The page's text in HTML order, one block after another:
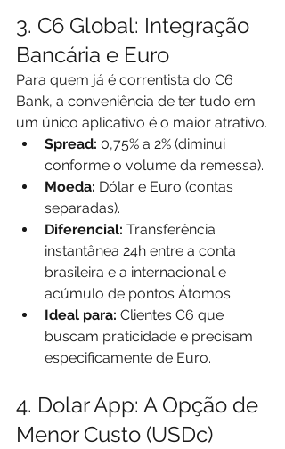
3. C6 Global: Integração
Bancária e Euro
Para quem já é correntista do C6
Bank, a conveniência de ter tudo em
um único aplicativo é o maior atrativo.
Spread: 0,75% a 2% (diminui
conforme o volume da remessa).
Moeda: Dólar e Euro (contas
separadas).
Diferencial: Transferência
instantânea 24h entre a conta
brasileira e a internacional e
acúmulo de pontos Átomos.
Ideal para: Clientes C6 que
buscam praticidade e precisam
especificamente de Euro.
4. Dolar App: A Opção de
Menor Custo (USDc)